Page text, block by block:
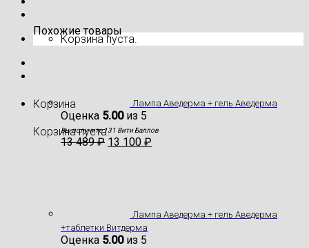
Корзина пуста.
Корзина
Корзина пуста.
Похожие товары
Лампа Аведерма + гель Аведерма
Оценка 5.00из 5
Вы получите 131 Вити Баллов
13 489₽ 13 100 ₽
Лампа Аведерма + гель Аведерма
+таблетки Витдерма
Оценка 5.00из 5